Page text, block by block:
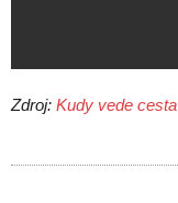
Zdroj: Kudy vede cesta